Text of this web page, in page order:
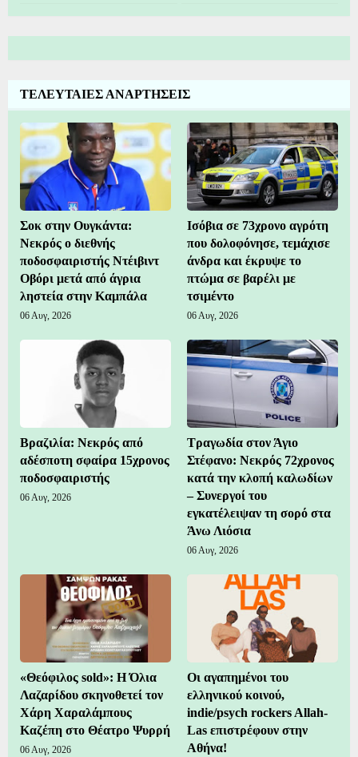
ΤΕΛΕΥΤΑΙΕΣ ΑΝΑΡΤΗΣΕΙΣ
Σοκ στην Ουγκάντα:
Νεκρός ο διεθνής
ποδοσφαιριστής Ντέιβιντ
Οβόρι μετά από άγρια
ληστεία στην Καμπάλα
06 Αυγ, 2026
Ισόβια σε 73χρονο αγρότη
που δολοφόνησε, τεμάχισε
άνδρα και έκρυψε το
πτώμα σε βαρέλι με
τσιμέντο
06 Αυγ, 2026
Βραζιλία: Νεκρός από
αδέσποτη σφαίρα 15χρονος
ποδοσφαιριστής
06 Αυγ, 2026
Τραγωδία στον Άγιο
Στέφανο: Νεκρός 72χρονος
κατά την κλοπή καλωδίων
– Συνεργοί του
εγκατέλειψαν τη σορό στα
Άνω Λιόσια
06 Αυγ, 2026
«Θεόφιλος sold»: Η Όλια
Λαζαρίδου σκηνοθετεί τον
Χάρη Χαραλάμπους
Καζέπη στο Θέατρο Ψυρρή
06 Αυγ, 2026
Οι αγαπημένοι του
ελληνικού κοινού,
indie/psych rockers Allah-
Las επιστρέφουν στην
Αθήνα!